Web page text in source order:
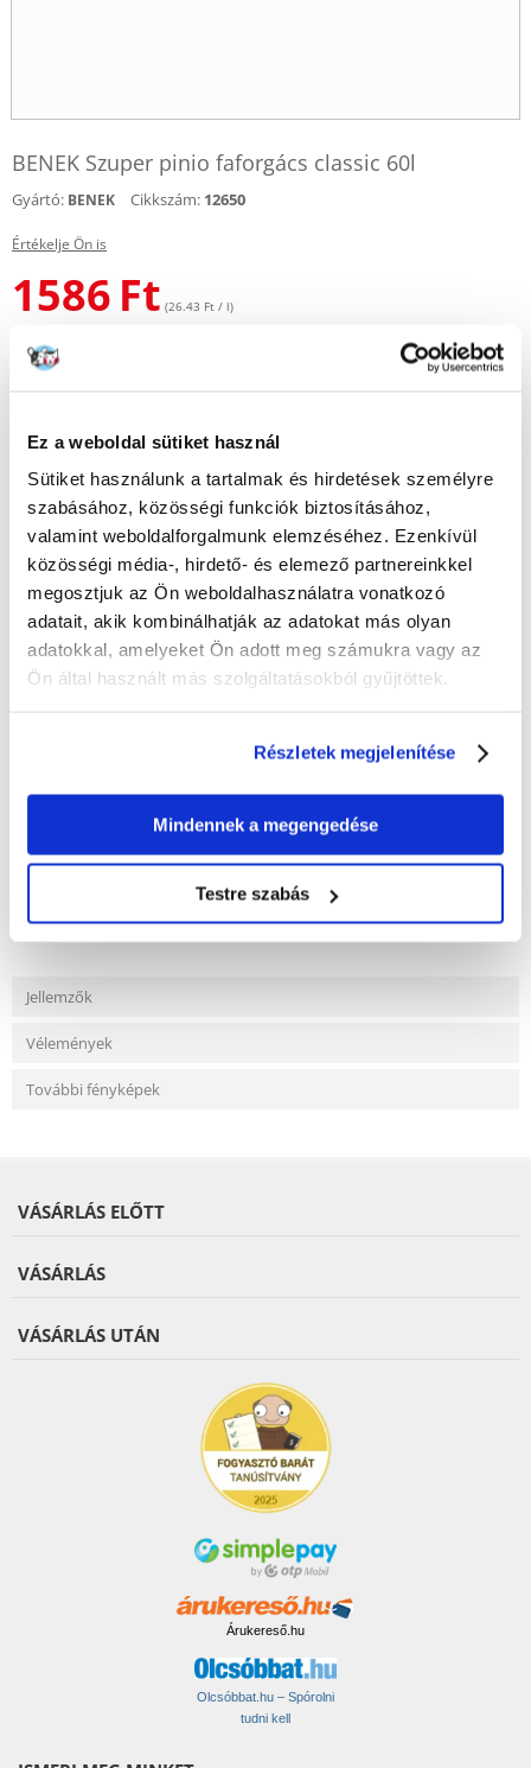
Ez a weboldal sütiket használ
Sütiket használunk a tartalmak és hirdetések személyre
szabásához, közösségi funkciók biztosításához,
valamint weboldalforgalmunk elemzéséhez. Ezenkívül
közösségi média-, hirdető- és elemező partnereinkkel
megosztjuk az Ön weboldalhasználatra vonatkozó
adatait, akik kombinálhatják az adatokat más olyan
adatokkal, amelyeket Ön adott meg számukra vagy az
Ön által használt más szolgáltatásokból gyűjtöttek.
Részletek megjelenítése
Mindennek a megengedése
Testre szabás
BENEK Szuper pinio faforgács classic 60l
Gyártó: BENEK Cikkszám: 12650
Értékelje Ön is
1586 Ft (26.43 Ft / l)
KÜLDÉS 48 ÓRÁN BELÜL
Leírás
Természetes szubsztrátum, tömörített faforgács formájában. Az új
formulával a fűrészpor kevésbé porzik, jól felszívja és elnyeli a szagokat.
A termék biológiailag lebomló. Kíméletes és nem bántja a mancsokat.
Kisebb és nagyobb háziállatok számára egyaránt ajánlott.
A felhasznált szubsztrátum komposztálható, vagy savigényes
dísznövények termesztésekor talajadalékként használható.
KÉRDEZZ TŐLÜNK!
Gyakori Kérdések (GYIK)
Jellemzők
Vélemények
További fényképek
VÁSÁRLÁS ELŐTT
VÁSÁRLÁS
VÁSÁRLÁS UTÁN
Árukereső.hu
Olcsóbbat.hu – Spórolni
tudni kell